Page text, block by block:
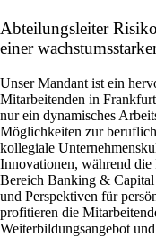
Abteilungsleiter
einer
Unser Mandant ist ein
Mitarbeitenden in
nur ein dynamisches
Möglichkeiten zur
kollegiale
Innovationen, während
Bereich Banking & Capital
und Perspektiven für
profitieren die
Weiterbildungsangebot